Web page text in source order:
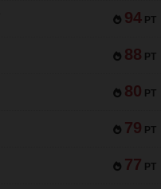
94 PT
88 PT
80 PT
79 PT
77 PT